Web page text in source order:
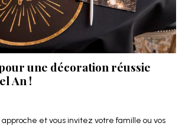
une décoration réussie
An !
approche et vous invitez votre famille ou vos